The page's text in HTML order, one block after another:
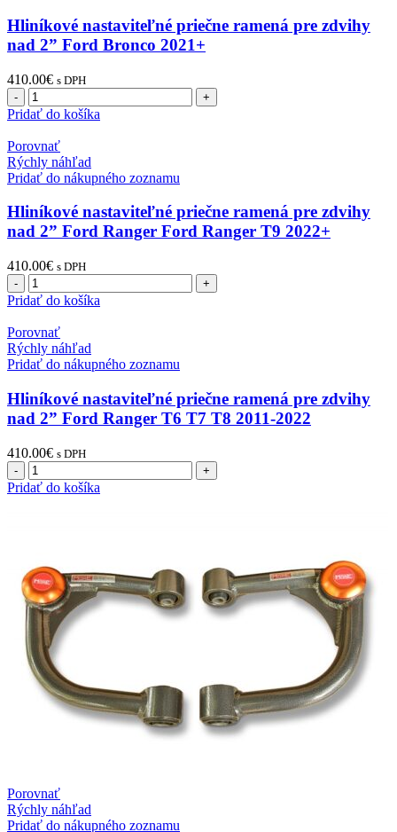
Hliníkové nastaviteľné priečne ramená pre zdvihy
nad 2” Ford Bronco 2021+
410.00€ s DPH
množstvo
Hliníkové
priečne
ramená
pre
nad
2''
Ford
2021+
Pridať do košíka
Porovnať
Rýchly náhľad
Pridať do nákupného zoznamu
Hliníkové nastaviteľné priečne ramená pre zdvihy
nad 2” Ford Ranger Ford Ranger T9 2022+
410.00€ s DPH
množstvo
Hliníkové
priečne
ramená
pre
nad
2''
Ford
Ford
Ranger
T9
Pridať do košíka
Porovnať
Rýchly náhľad
Pridať do nákupného zoznamu
Hliníkové nastaviteľné priečne ramená pre zdvihy
nad 2” Ford Ranger T6 T7 T8 2011-2022
410.00€ s DPH
množstvo
Hliníkové
zdvihy
nad
2''
Ford
Ranger
T6
T7
T8
2011-
2022
Pridať do košíka
Porovnať
Rýchly náhľad
Pridať do nákupného zoznamu